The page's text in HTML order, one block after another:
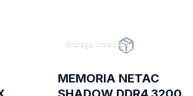
Entrega inmediata
MEMORIA NETAC